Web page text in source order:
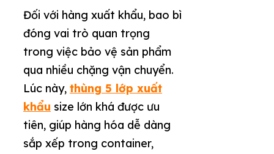
Đối với hàng xuất khẩu, bao bì
đóng vai trò quan trọng
trong việc bảo vệ sản phẩm
qua nhiều chặng vận chuyển.
Lúc này, thùng 5 lớp xuất
khẩu size lớn khá được ưu
tiên, giúp hàng hóa dễ dàng
sắp xếp trong container,